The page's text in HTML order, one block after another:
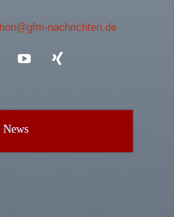
nachrichten.de
News